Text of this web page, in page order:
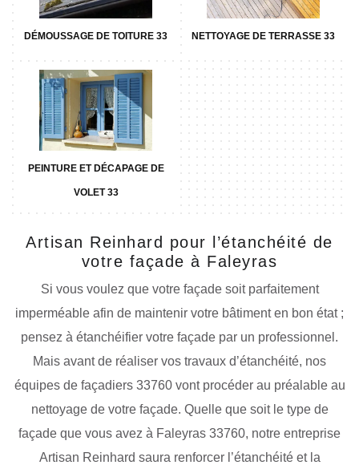
DÉMOUSSAGE DE TOITURE 33 NETTOYAGE DE TERRASSE 33
PEINTURE ET DÉCAPAGE DE
VOLET 33
Artisan Reinhard pour l’étanchéité de
votre façade à Faleyras
Si vous voulez que votre façade soit parfaitement
imperméable afin de maintenir votre bâtiment en bon état ;
pensez à étanchéifier votre façade par un professionnel.
Mais avant de réaliser vos travaux d’étanchéité, nos
équipes de façadiers 33760 vont procéder au préalable au
nettoyage de votre façade. Quelle que soit le type de
façade que vous avez à Faleyras 33760, notre entreprise
Artisan Reinhard saura renforcer l’étanchéité et la